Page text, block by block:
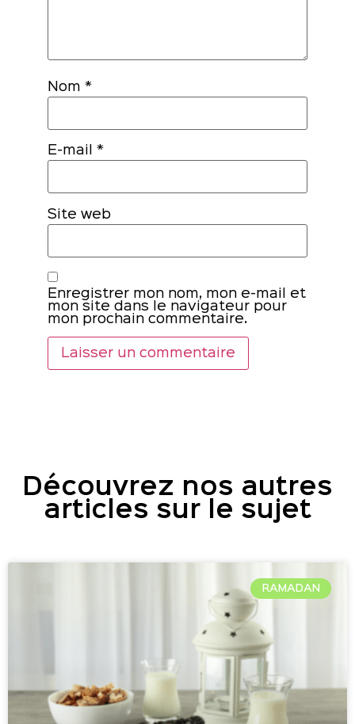
Nom *
E-mail *
Site web
Enregistrer mon nom, mon e-mail et
mon site dans le navigateur pour
mon prochain commentaire.
Découvrez nos autres
articles sur le sujet
RAMADAN